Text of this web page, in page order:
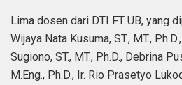
Lima dosen dari DTI FT UB, yang
Wijaya Nata Kusuma, ST., MT.,
Sugiono, ST., MT., Ph.D., Debrina
M.Eng., Ph.D., Ir. Rio Prasetyo